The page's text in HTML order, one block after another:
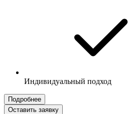
Индивидуальный подход
Подробнее
Оставить заявку